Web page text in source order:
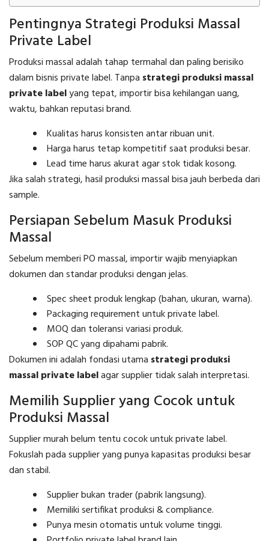
Pentingnya Strategi Produksi Massal
Private Label
Produksi massal adalah tahap termahal dan paling berisiko
dalam bisnis private label. Tanpa strategi produksi massal
private labelyang tepat, importir bisa kehilangan uang,
waktu, bahkan reputasi brand.
Kualitas harus konsisten antar ribuan unit.
Harga harus tetap kompetitif saat produksi besar.
Lead time harus akurat agar stok tidak kosong.
Jika salah strategi, hasil produksi massal bisa jauh berbeda dari
sample.
Persiapan Sebelum Masuk Produksi
Massal
Sebelum memberi PO massal, importir wajib menyiapkan
dokumen dan standar produksi dengan jelas.
Spec sheet produk lengkap (bahan, ukuran, warna).
Packaging requirement untuk private label.
MOQ dan toleransi variasi produk.
SOP QC yang dipahami pabrik.
Dokumen ini adalah fondasi utama strategi produksi
massal private labelagar supplier tidak salah interpretasi.
Memilih Supplier yang Cocok untuk
Produksi Massal
Supplier murah belum tentu cocok untuk private label.
Fokuslah pada supplier yang punya kapasitas produksi besar
dan stabil.
Supplier bukan trader (pabrik langsung).
Memiliki sertifikat produksi & compliance.
Punya mesin otomatis untuk volume tinggi.